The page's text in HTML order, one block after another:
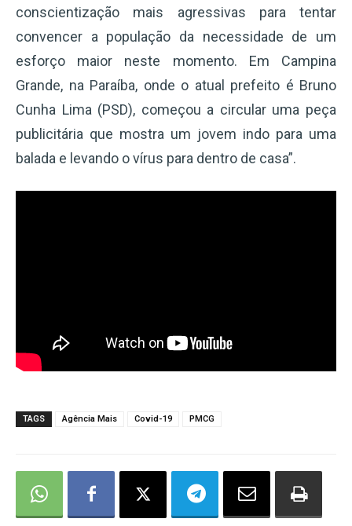
conscientização mais agressivas para tentar
convencer a população da necessidade de um
esforço maior neste momento. Em Campina
Grande, na Paraíba, onde o atual prefeito é Bruno
Cunha Lima (PSD), começou a circular uma peça
publicitária que mostra um jovem indo para uma
balada e levando o vírus para dentro de casa”.
TAGS Agência Mais Covid-19 PMCG